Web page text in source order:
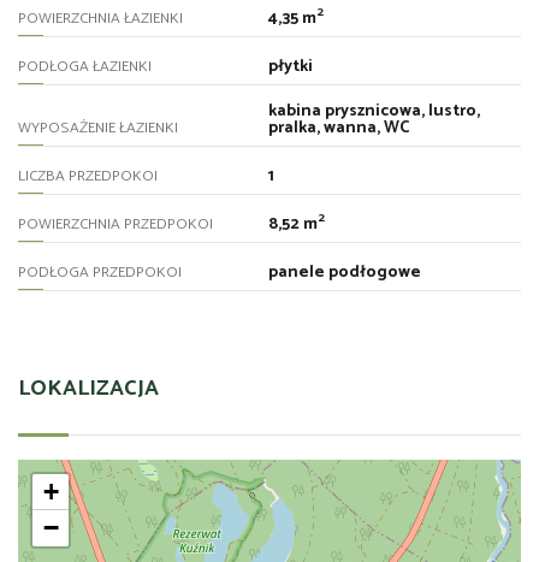
POWIERZCHNIA ŁAZIENKI 4,35 m2
PODŁOGA ŁAZIENKI płytki
WYPOSAŻENIE ŁAZIENKI
kabina prysznicowa, lustro,
pralka, wanna, WC
LICZBA PRZEDPOKOI 1
POWIERZCHNIA PRZEDPOKOI 8,52 m2
PODŁOGA PRZEDPOKOI panele podłogowe
LOKALIZACJA
+
−